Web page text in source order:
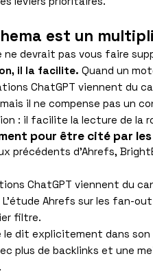
est un
devrait pas vous faire
il la facilite. Quand un
ChatGPT viennent du
il ne compense pas un
: il facilite la lecture de la
pour être cité par les
précédents d’Ahrefs,
ChatGPT viennent du
L’étude Ahrefs sur les fan-
filtre.
le dit explicitement dans son
plus de backlinks et une